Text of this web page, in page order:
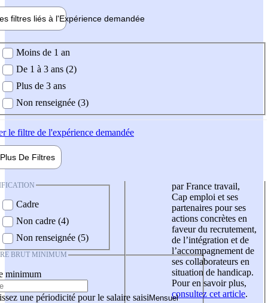
filtres liés à l'Expérience demandée
demandée
Moins de 1 an
De 1 à 3 ans (2)
Plus de 3 ans
Non renseignée (3)
le filtre de l'expérience demandée
Plus De Filtres
Cadre
Non cadre (4)
Non renseignée (5)
BRUT MINIMUM
minimum
une périodicité pour le salaire saisi
par France travail,
Cap emploi et ses
partenaires pour ses
actions concrètes en
faveur du recrutement,
de l’intégration et de
l’accompagnement de
ses collaborateurs en
situation de handicap.
Pour en savoir plus,
consultez cet article.